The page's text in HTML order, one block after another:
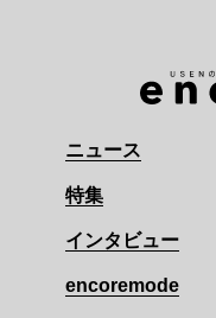
ニュース
特集
インタビュー
encoremode